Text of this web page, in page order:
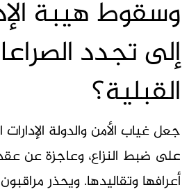
وسقوط هيبة
إلى تجدد
القبلية؟
جعل غياب الأمن والدولة الإدارات
على ضبط النزاع، وعاجزة عن
أعرافها وتقاليدها. ويحذر